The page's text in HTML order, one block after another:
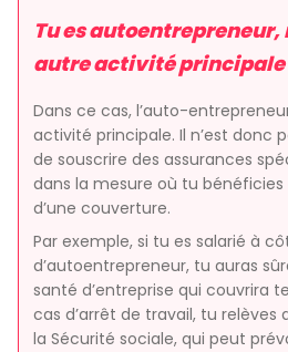
Tu es autoentrepreneur,
autre activité principale
Dans ce cas, l’auto-
activité principale. Il n’est donc
de souscrire des assurances
dans la mesure où tu
d’une couverture.
Par exemple, si tu es salarié à
d’autoentrepreneur, tu auras
santé d’entreprise qui couvrira
cas d’arrêt de travail, tu relèves
la Sécurité sociale, qui peut